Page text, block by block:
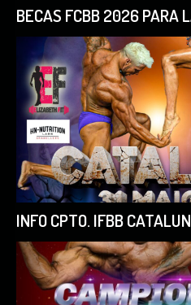
BECAS FCBB 2026 PARA
INFO CPTO. IFBB